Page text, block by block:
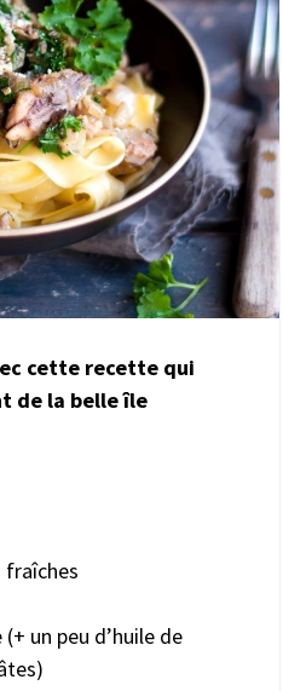
cette recette qui
de la belle île
(+ un peu d’huile de